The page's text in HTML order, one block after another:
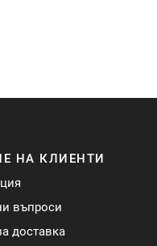
НА КЛИЕНТИ
въпроси
доставка